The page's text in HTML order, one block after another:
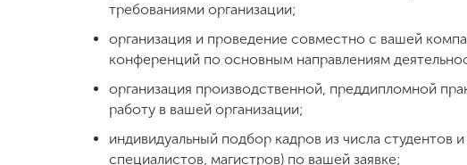
требованиями организации;
организация и проведение совместно с вашей
конференций по основным направлениям
организация производственной, преддипломной
работу в вашей организации;
индивидуальный подбор кадров из числа студентов
специалистов, магистров) по вашей заявке;